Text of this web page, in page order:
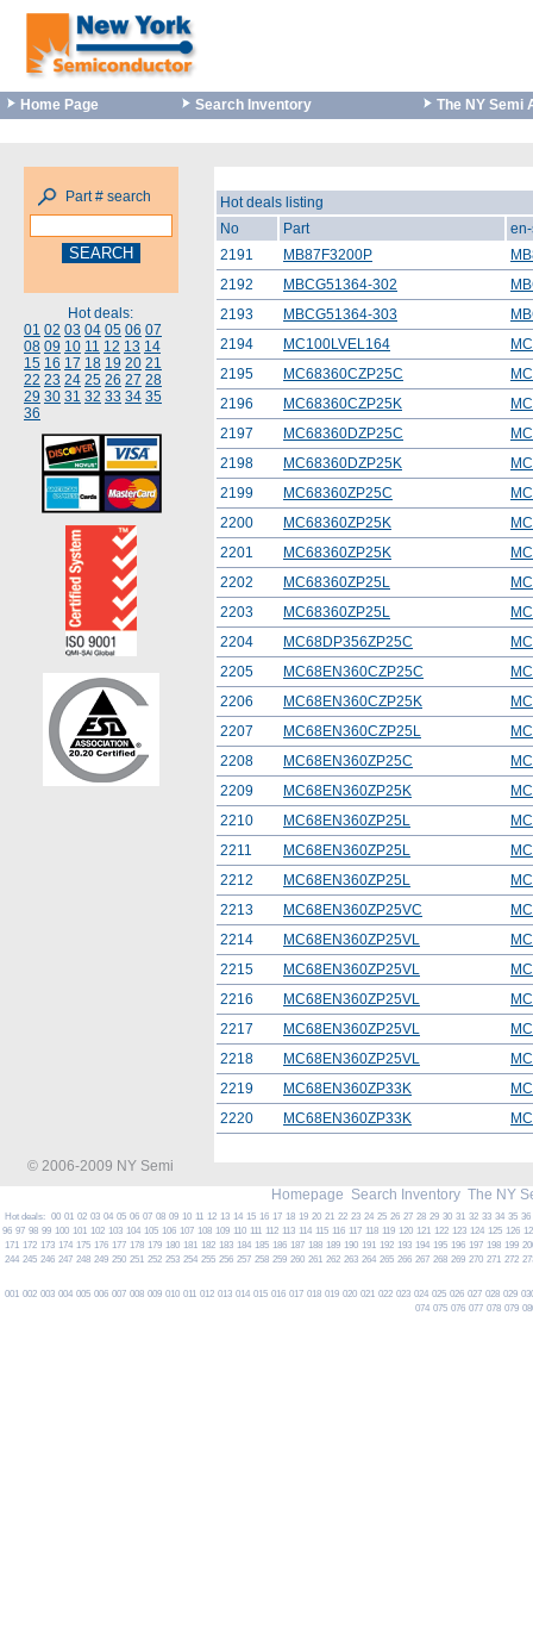
Home Page Search Inventory The NY Semi
Part # search
Hot deals:
01 02 03 04 05 06 07
08 09 10 11 12 13 14
15 16 17 18 19 20 21
22 23 24 25 26 27 28
29 30 31 32 33 34 35
36
Hot deals listing
No
Part
2191
MB87F3200P
2192
MBCG51364-302
2193
MBCG51364-303
2194
MC100LVEL164
2195
MC68360CZP25C
2196
MC68360CZP25K
2197
MC68360DZP25C
2198
MC68360DZP25K
2199
MC68360ZP25C
2200
MC68360ZP25K
2201
MC68360ZP25K
2202
MC68360ZP25L
2203
MC68360ZP25L
2204
MC68DP356ZP25C
2205
MC68EN360CZP25C
2206
MC68EN360CZP25K
2207
MC68EN360CZP25L
2208
MC68EN360ZP25C
2209
MC68EN360ZP25K
2210
MC68EN360ZP25L
2211
MC68EN360ZP25L
2212
MC68EN360ZP25L
2213
MC68EN360ZP25VC
2214
MC68EN360ZP25VL
2215
MC68EN360ZP25VL
2216
MC68EN360ZP25VL
2217
MC68EN360ZP25VL
2218
MC68EN360ZP25VL
2219
MC68EN360ZP33K
2220
MC68EN360ZP33K
© 2006-2009 NY Semi
Homepage Search Inventory The NY
Hot deals: 00 01 02 03 04 05 06 07 08 09 10 11 12 13 14 15 16 17 18 19 20 21 22 23 24 25 26 27 28 29 30 31 32 33 34 35 36
96 97 98 99 100 101 102 103 104 105 106 107 108 109 110 111 112 113 114 115 116 117 118 119 120 121 122 123 124 125 126
171 172 173 174 175 176 177 178 179 180 181 182 183 184 185 186 187 188 189 190 191 192 193 194 195 196 197 198 199
244 245 246 247 248 249 250 251 252 253 254 255 256 257 258 259 260 261 262 263 264 265 266 267 268 269 270 271 272
001 002 003 004 005 006 007 008 009 010 011 012 013 014 015 016 017 018 019 020 021 022 023 024 025 026 027 028 029
074 075 076 077 078 079